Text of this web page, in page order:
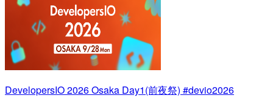
DevelopersIO 2026 Osaka Day1(前夜祭) #devio2026